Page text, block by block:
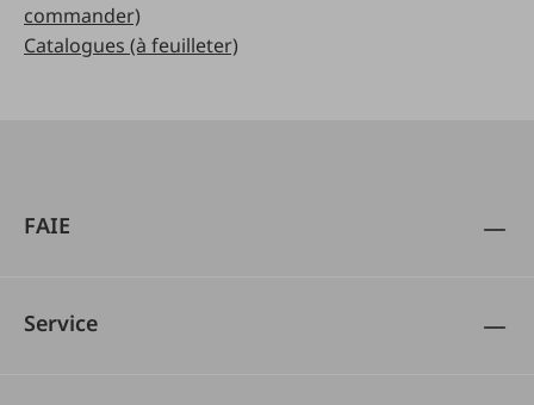
commander)
Catalogues (à feuilleter)
FAIE
Service